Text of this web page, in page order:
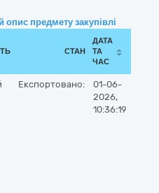
предмету закупівлі
СТАН
ДАТА
ТА
ЧАС
Експортовано:
01-06-
2026,
10:36:19